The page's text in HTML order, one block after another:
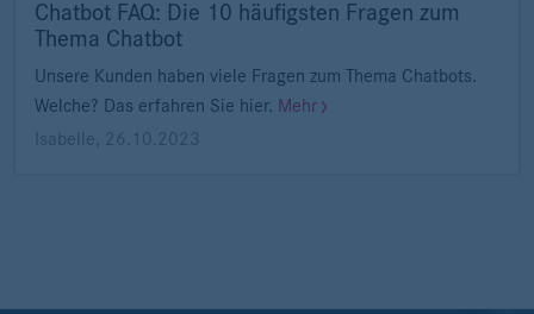
Chatbot FAQ: Die 10 häufigsten Fragen zum
Thema Chatbot
Unsere Kunden haben viele Fragen zum Thema Chatbots.
Welche? Das erfahren Sie hier. Mehr
Isabelle, 26.10.2023